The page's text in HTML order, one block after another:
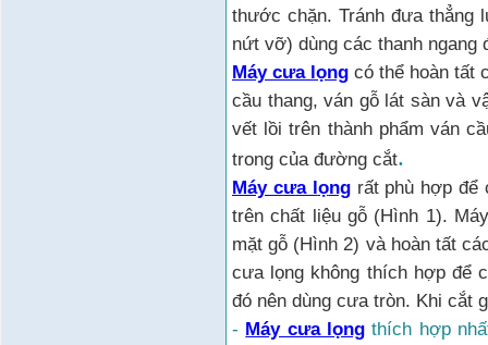
thước chặn. Tránh đưa thẳng
nứt vỡ) dùng các thanh ngang
Máy cưa lọng có thể hoàn tất
cầu thang, ván gỗ lát sàn và
vết lồi trên thành phẩm ván
trong của đường cắt.
Máy cưa lọngrất phù hợp để
trên chất liệu gỗ (Hình 1).
mặt gỗ (Hình 2) và hoàn tất
cưa lọng không thích hợp để c
đó nên dùng cưa tròn. Khi cắt g
- Máy cưa lọngthích hợp